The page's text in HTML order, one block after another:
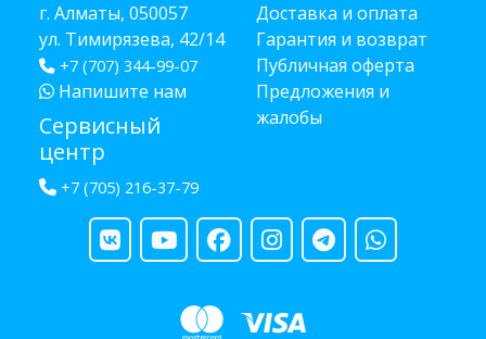
г. Алматы, 050057
ул. Тимирязева, 42/14
+7 (707) 344-99-07
Напишите нам
Сервисный
центр
+7 (705) 216-37-79
Доставка и оплата
Гарантия и возврат
Публичная оферта
Предложения и
жалобы